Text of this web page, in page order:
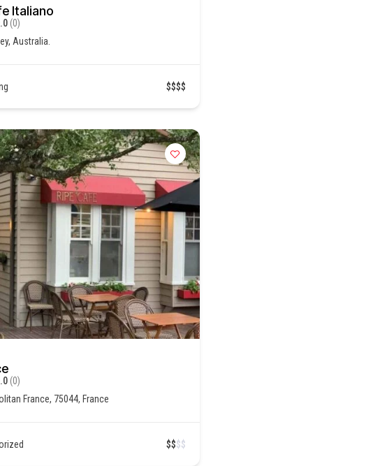
Italiano
(0)
Australia.
$$$$
(0)
France, 75044, France
$$$$